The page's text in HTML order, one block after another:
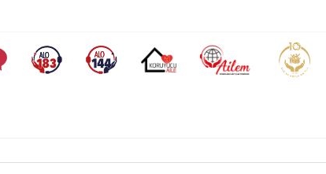
Sıkça Sorulan SorularAlo 183 (yeni sekmede açılır)Alo 144 (yeni sekmede açılır)Koruyucu Aile (yeni sekmede açılır)
AİLEM İletişim